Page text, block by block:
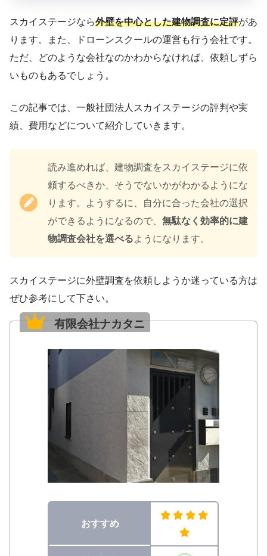
スカイステージなら外壁を中心とした建物調査に定評があ
ります。また、ドローンスクールの運営も行う会社です。
ただ、どのような会社なのかわからなければ、依頼しずら
いものもあるでしょう。
この記事では、一般社団法人スカイステージの評判や実
績、費用などについて紹介していきます。
読み進めれば、建物調査をスカイステージに依
頼するべきか、そうでないかがわかるようにな
ります。ようするに、自分に合った会社の選択
ができるようになるので、 無駄なく効率的に建
物調査会社を選べるようになります。
スカイステージに外壁調査を依頼しようか迷っている方は
ぜひ参考にして下さい。
有限会社ナカタニ
おすすめ